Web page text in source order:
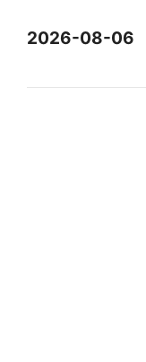
2026-08-06